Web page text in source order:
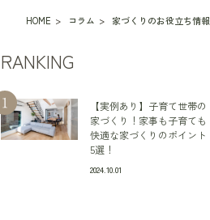
HOME コラム 家づくりのお役立ち情報
RANKING
【実例あり】子育て世帯の
家づくり！家事も子育ても
快適な家づくりのポイント
5選！
2024.10.01